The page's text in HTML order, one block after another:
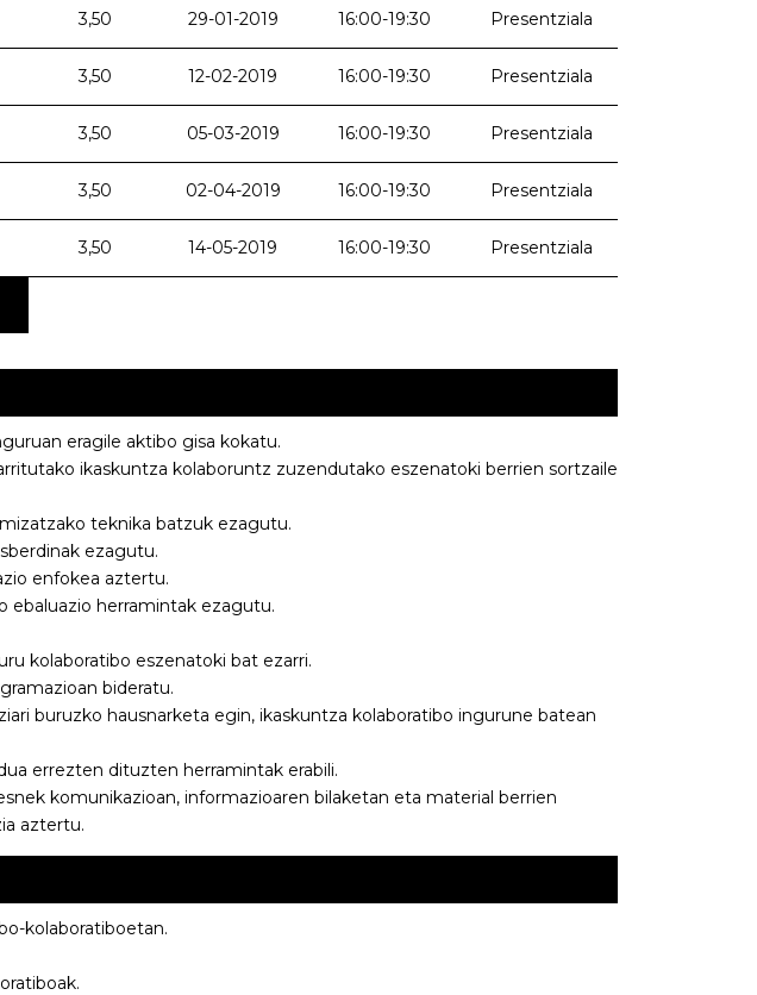
3,50 29-01-2019 16:00-19:30 Presentziala
3,50 12-02-2019 16:00-19:30 Presentziala
3,50 05-03-2019 16:00-19:30 Presentziala
3,50 02-04-2019 16:00-19:30 Presentziala
3,50 14-05-2019 16:00-19:30 Presentziala
eragile aktibo gisa kokatu.
ikaskuntza kolaboruntz zuzendutako eszenatoki berrien sortzaile
teknika batzuk ezagutu.
ezagutu.
enfokea aztertu.
ebaluazio herramintak ezagutu.
kolaboratibo eszenatoki bat ezarri.
bideratu.
buruzko hausnarketa egin, ikaskuntza kolaboratibo ingurune batean
errezten dituzten herramintak erabili.
komunikazioan, informazioaren bilaketan eta material berrien
aztertu.
kolaboratiboetan.